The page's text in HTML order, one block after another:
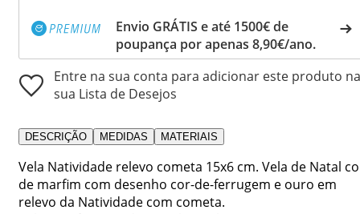
Envio GRÁTIS e até 1500€ de
poupança por apenas 8,90€/ano.
Entre na sua conta para adicionar este produto na
sua Lista de Desejos
DESCRIÇÃO MEDIDAS MATERIAIS
Vela Natividade relevo cometa 15x6 cm. Vela de Natal
de marfim com desenho cor-de-ferrugem e ouro em
relevo da Natividade com cometa.